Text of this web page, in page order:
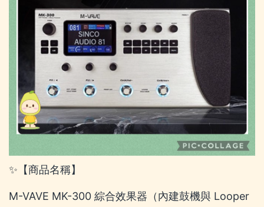
✨【商品名稱】
M-VAVE MK-300 綜合效果器（內建鼓機與 Looper